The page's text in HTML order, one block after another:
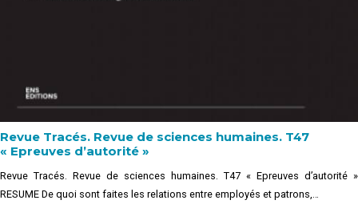
Revue Tracés. Revue de sciences humaines. T47
« Epreuves d’autorité »
Revue Tracés. Revue de sciences humaines. T47 « Epreuves d’autorité »
RESUME De quoi sont faites les relations entre employés et patrons,…